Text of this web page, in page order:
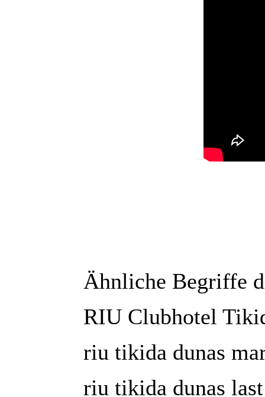
Ähnliche Begriffe
RIU Clubhotel
riu tikida dunas
riu tikida dunas